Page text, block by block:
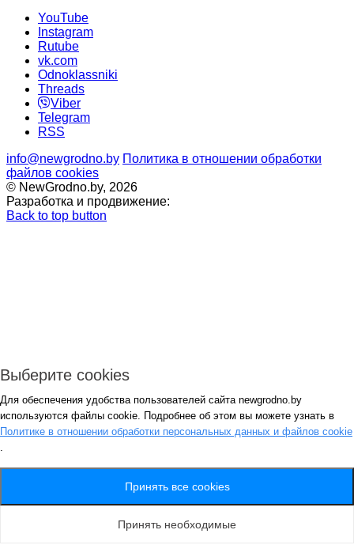
YouTube
Instagram
Rutube
vk.com
Odnoklassniki
Threads
Viber
Telegram
RSS
info@newgrodno.by Политика в отношении обработки
файлов cookies
© NewGrodno.by, 2026
Разработка и продвижение:
Back to top button
Авторизация
*
Запомнить
Потеряли пароль ?
Генерация пароля
Выберите cookies
Для обеспечения удобства пользователей сайта newgrodno.by
используются файлы cookie. Подробнее об этом вы можете узнать в
Политике в отношении обработки персональных данных и файлов cookie
.
Принять все cookies
Принять необходимые